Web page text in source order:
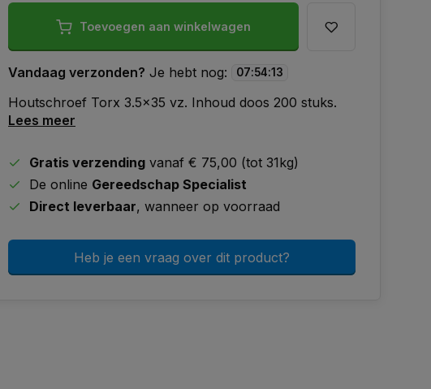
Toevoegen aan winkelwagen
Vandaag verzonden? Je hebt nog: 07:54:12
Houtschroef Torx 3.5x35 vz. Inhoud doos 200 stuks.
Lees meer
Gratis verzending vanaf € 75,00 (tot 31kg)
De online Gereedschap Specialist
Direct leverbaar, wanneer op voorraad
Heb je een vraag over dit product?